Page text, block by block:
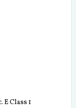
Class 1